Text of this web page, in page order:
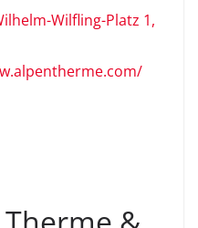
Wilfling-Platz 1,